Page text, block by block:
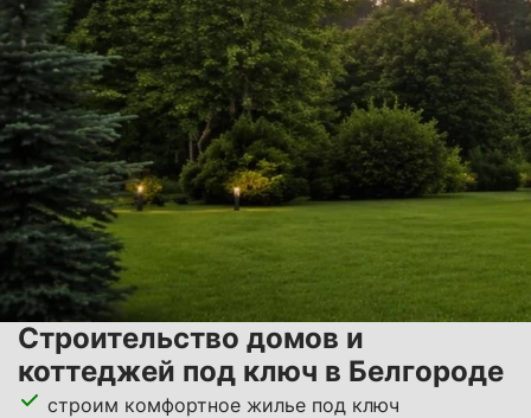
Строительство домов и
коттеджей под ключ в Белгороде
строим комфортное жилье под ключ